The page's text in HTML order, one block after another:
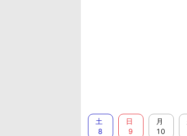
土
8
日
9
月
10